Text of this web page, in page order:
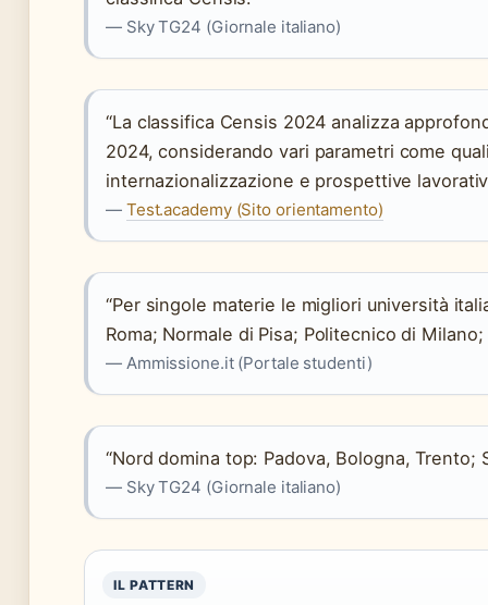
— Sky TG24 (Giornale italiano)
“La classifica Censis 2024 analizza
2024, considerando vari parametri come
internazionalizzazione e prospettive
— Test.academy (Sito orientamento)
“Per singole materie le migliori università
Roma; Normale di Pisa; Politecnico di Milano;
— Ammissione.it (Portale studenti)
“Nord domina top: Padova, Bologna, Trento;
— Sky TG24 (Giornale italiano)
IL PATTERN